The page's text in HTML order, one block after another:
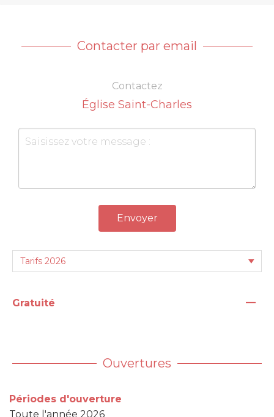
Contacter par email
Contactez
Église Saint-Charles
Envoyer
Gratuité —
Ouvertures
Périodes d'ouverture
Toute l'année 2026